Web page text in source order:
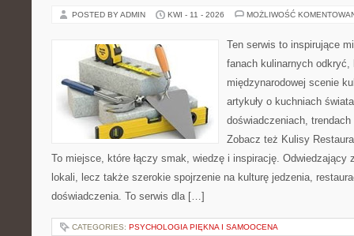
POSTED BY ADMIN KWI - 11 - 2026 MOŻLIWOŚĆ
Ten serwis to inspirujące
fanach kulinarnych
międzynarodowej scenie
artykuły o kuchniach
doświadczeniach,
Zobacz też Kulisy
To miejsce, które łączy smak, wiedzę i inspirację. Odwiedzający
lokali, lecz także szerokie spojrzenie na kulturę jedzenia,
doświadczenia. To serwis dla […]
CATEGORIES: PSYCHOLOGIA PIĘKNA I SAMOOCENA